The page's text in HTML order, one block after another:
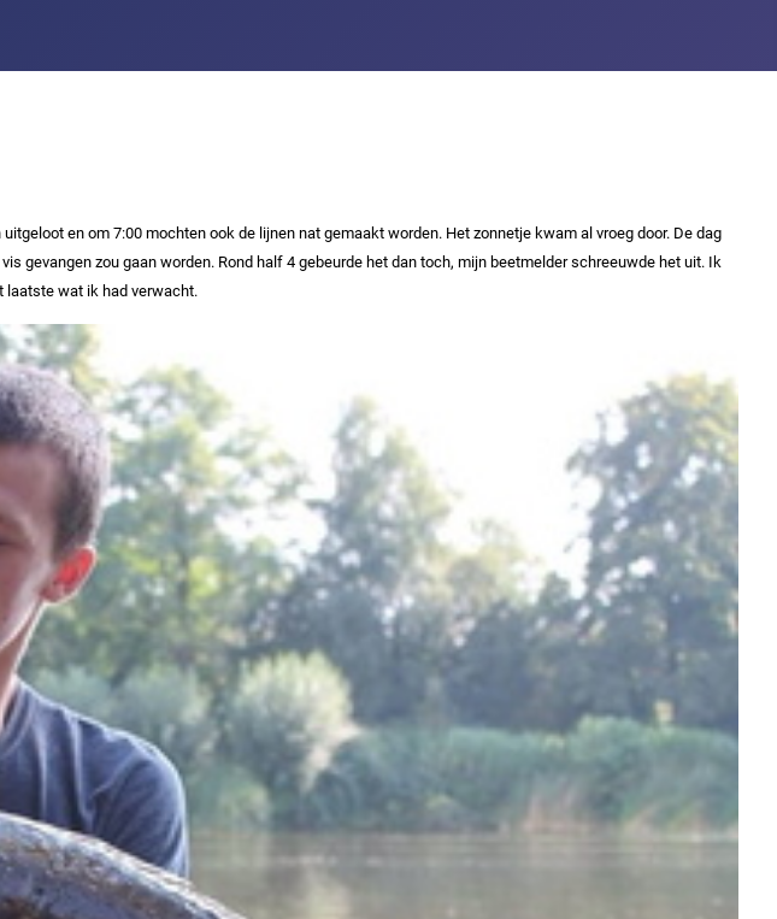
en om 7:00 mochten ook de lijnen nat gemaakt worden. Het zonnetje kwam al vroeg door. De dag
gevangen zou gaan worden. Rond half 4 gebeurde het dan toch, mijn beetmelder schreeuwde het uit. Ik
laatste wat ik had verwacht.